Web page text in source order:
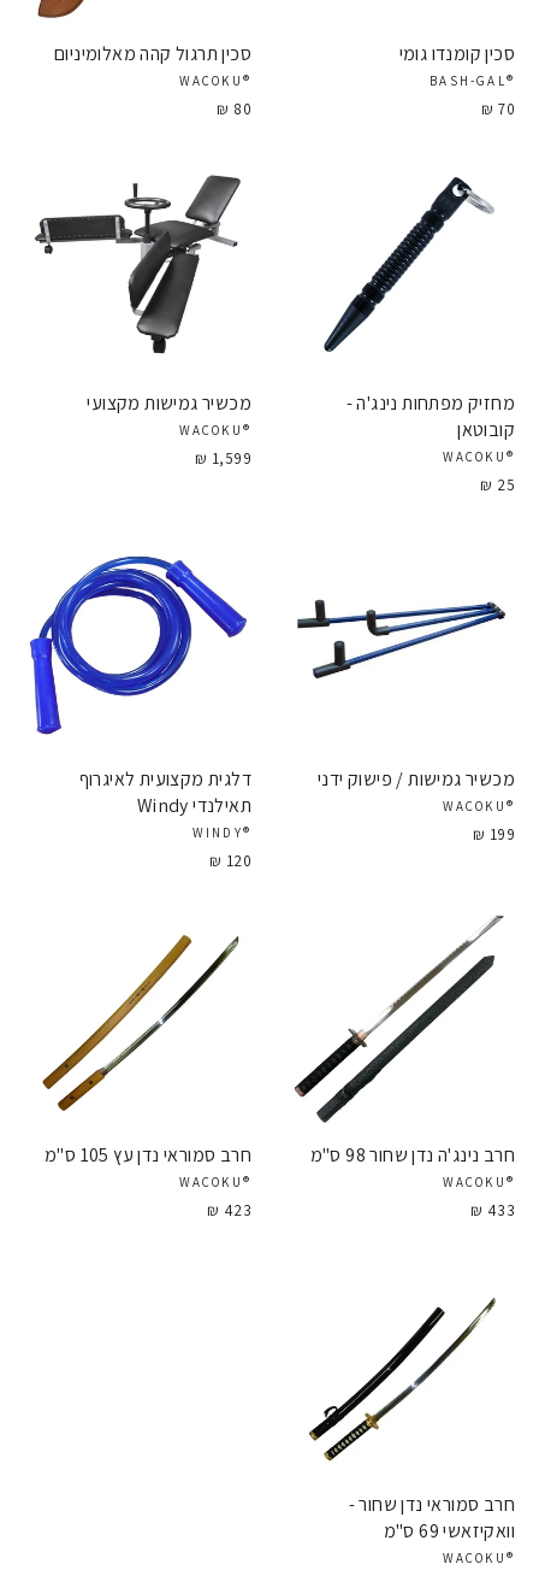
סכין קומנדו גומי
®BASH-GAL
70 ₪
סכין תרגול קהה מאלומיניום
®WACOKU
80 ₪
מחזיק מפתחות נינג'ה -
קובוטאן
®WACOKU
25 ₪
מכשיר גמישות מקצועי
®WACOKU
1,599 ₪
מכשיר גמישות / פישוק ידני
®WACOKU
199 ₪
דלגית מקצועית לאיגרוף
תאילנדי Windy
®WINDY
120 ₪
חרב נינג'ה נדן שחור 98 ס"מ
®WACOKU
433 ₪
חרב סמוראי נדן עץ 105 ס"מ
®WACOKU
423 ₪
חרב סמוראי נדן שחור -
וואקיזאשי 69 ס"מ
®WACOKU